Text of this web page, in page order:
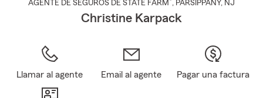
AGENTE DE SEGUROS DE STATE FARM , PARSIPPANY, NJ
Christine Karpack
Llamar al agente Email al agente Pagar una factura